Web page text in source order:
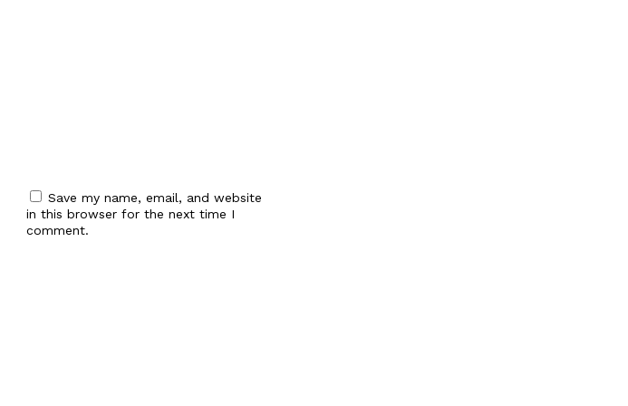
Save my name, email, and website
in this browser for the next time I
comment.